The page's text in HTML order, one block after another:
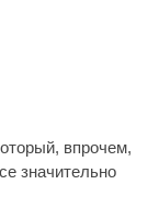
впрочем,
значительно